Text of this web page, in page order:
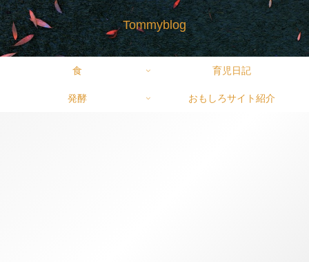
Tommyblog
食 育児日記
発酵 おもしろサイト紹介